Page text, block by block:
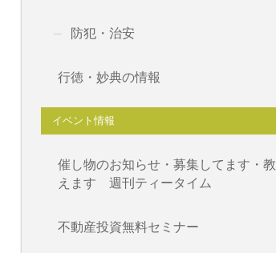
防犯・治安
行徳・妙典の情報
イベント情報
催し物のお知らせ・募集してます・教
えます 週刊ティータイム
不動産投資無料セミナー